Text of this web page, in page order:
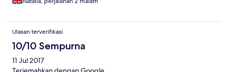
Ulasan terverifikasi
10/10 Sempurna
11 Jul 2017